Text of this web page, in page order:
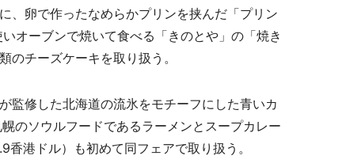
、卵で作ったなめらかプリンを挟んだ「プリン
オーブンで焼いて食べる「きのとや」の「焼き
チーズケーキを取り扱う。
修した北海道の流氷をモチーフにした青いカ
のソウルフードであるラーメンとスープカレー
港ドル）も初めて同フェアで取り扱う。